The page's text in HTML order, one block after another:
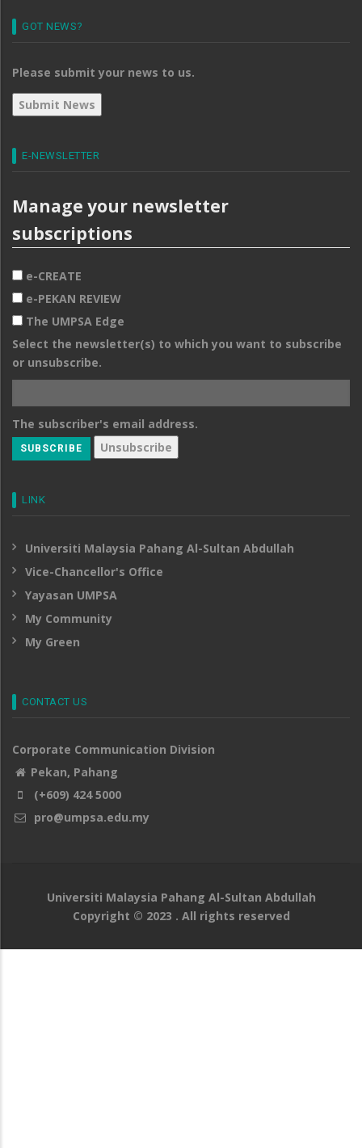
GOT NEWS?
Please submit your news to us.
E-NEWSLETTER
Manage your newsletter
subscriptions
e-CREATE
e-PEKAN REVIEW
The UMPSA Edge
Select the newsletter(s) to which you want to subscribe
or unsubscribe.
The subscriber's email address.
LINK
Universiti Malaysia Pahang Al-Sultan Abdullah
Vice-Chancellor's Office
Yayasan UMPSA
My Community
My Green
CONTACT US
Corporate Communication Division
Pekan, Pahang
(+609) 424 5000
pro@umpsa.edu.my
Universiti Malaysia Pahang Al-Sultan Abdullah
Copyright © 2023 . All rights reserved